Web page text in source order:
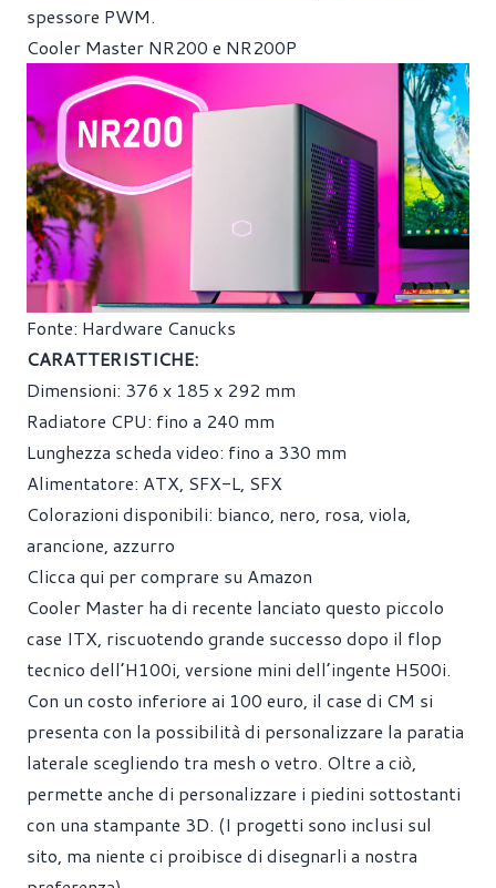
spessore PWM.
Cooler Master NR200 e NR200P
Fonte: Hardware Canucks
CARATTERISTICHE:
Dimensioni: 376 x 185 x 292 mm
Radiatore CPU: fino a 240 mm
Lunghezza scheda video: fino a 330 mm
Alimentatore: ATX, SFX-L, SFX
Colorazioni disponibili: bianco, nero, rosa, viola,
arancione, azzurro
Clicca qui per comprare su Amazon
Cooler Master ha di recente lanciato questo piccolo
case ITX, riscuotendo grande successo dopo il flop
tecnico dell’H100i, versione mini dell’ingente H500i.
Con un costo inferiore ai 100 euro, il case di CM si
presenta con la possibilità di personalizzare la paratia
laterale scegliendo tra mesh o vetro. Oltre a ciò,
permette anche di personalizzare i piedini sottostanti
con una stampante 3D. (I progetti sono inclusi sul
sito, ma niente ci proibisce di disegnarli a nostra